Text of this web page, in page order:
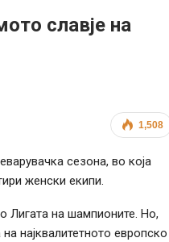
славје на
1,508
сезона, во која
женски екипи.
Лигата на шампионите. Но,
најквалитетното европско